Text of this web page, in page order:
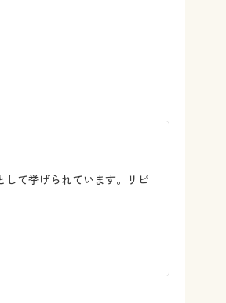
て挙げられています。リピ